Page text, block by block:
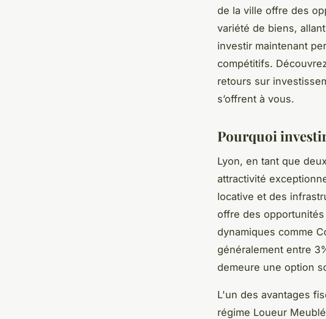
de la ville offre des
variété de biens,
investir maintenant
compétitifs.
retours sur
s’offrent à vous.
Pourquoi
Lyon, en tant que
attractivité
locative et des
offre des
dynamiques comme
généralement entre
demeure une option
L'un des avantages
régime Loueur